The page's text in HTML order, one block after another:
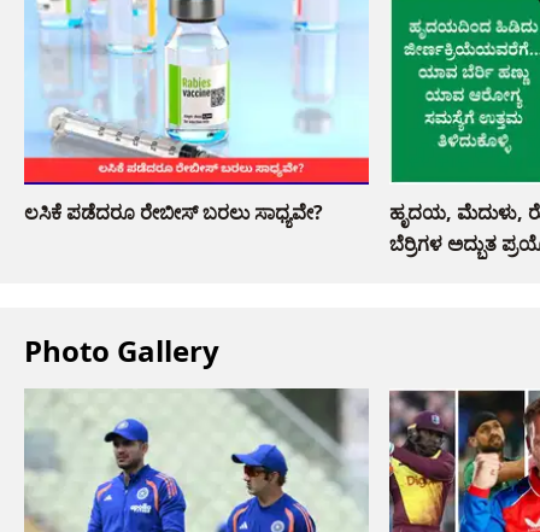
ಲಸಿಕೆ ಪಡೆದರೂ ರೇಬೀಸ್ ಬರಲು ಸಾಧ್ಯವೇ?
ಹೃದಯ, ಮೆದುಳು,
ಬೆರ್ರಿಗಳ ಅದ್ಭುತ
Photo Gallery